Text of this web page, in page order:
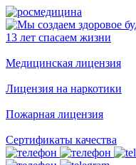
13 лет спасаем жизни
Медицинская лицензия
Лицензия на наркотики
Пожарная лицензия
Сертификаты качества